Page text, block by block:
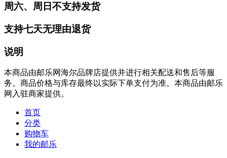
周六、周日不支持发货
支持七天无理由退货
说明
本商品由邮乐网海尔品牌店提供并进行相关配送和售后等服
务。商品价格与库存最终以实际下单支付为准。本商品由邮乐
网入驻商家提供。
首页
分类
购物车
我的邮乐